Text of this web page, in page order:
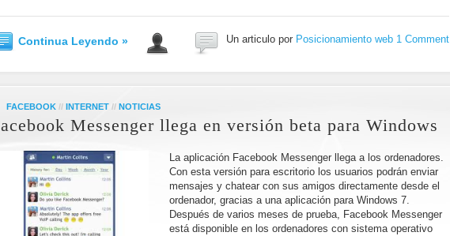
Continua Leyendo » Un articulo por Posicionamiento web 1 Comment
FACEBOOK // INTERNET // NOTICIAS
Messenger llega en versión beta para Windows
La aplicación Facebook Messenger llega a los ordenadores.
Con esta versión para escritorio los usuarios podrán enviar
mensajes y chatear con sus amigos directamente desde el
ordenador, gracias a una aplicación para Windows 7.
Después de varios meses de prueba, Facebook Messenger
está disponible en los ordenadores con sistema operativo